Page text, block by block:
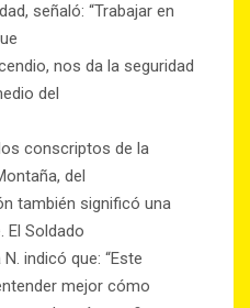
señaló: “Trabajar en
nos da la seguridad
del
conscriptos de la
del
también significó una
El Soldado
indicó que: “Este
mejor cómo